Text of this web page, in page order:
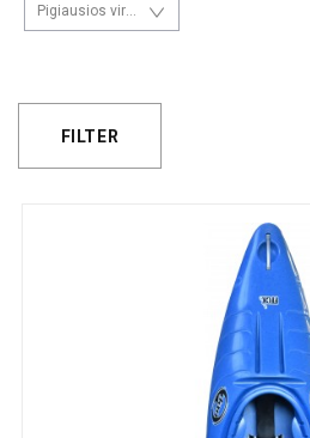
Pigiausios viršuje
FILTER